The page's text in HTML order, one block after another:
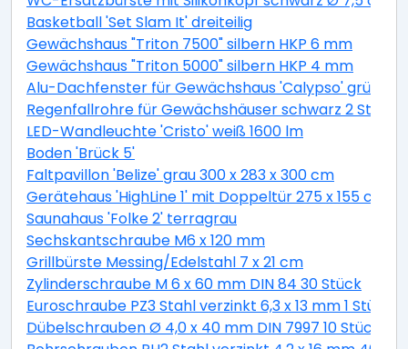
Basketball 'Set Slam It' dreiteilig
Gewächshaus "Triton 7500" silbern HKP 6 mm
Gewächshaus "Triton 5000" silbern HKP 4 mm
Alu-Dachfenster für Gewächshaus 'Calypso' grün
Regenfallrohre für Gewächshäuser schwarz 2 Stück
LED-Wandleuchte 'Cristo' weiß 1600 lm
Boden 'Brück 5'
Faltpavillon 'Belize' grau 300 x 283 x 300 cm
Gerätehaus 'HighLine 1' mit Doppeltür 275 x 155 cm
Saunahaus 'Folke 2' terragrau
Sechskantschraube M6 x 120 mm
Grillbürste Messing/Edelstahl 7 x 21 cm
Zylinderschraube M 6 x 60 mm DIN 84 30 Stück
Euroschraube PZ3 Stahl verzinkt 6,3 x 13 mm 1 Stück
Dübelschrauben Ø 4,0 x 40 mm DIN 7997 10 Stück